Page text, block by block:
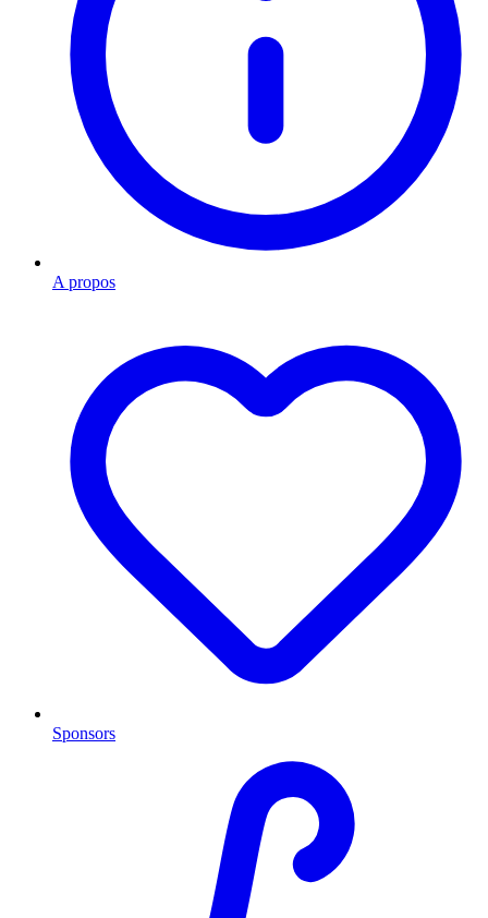
A propos
Sponsors